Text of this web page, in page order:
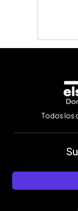
Todos los